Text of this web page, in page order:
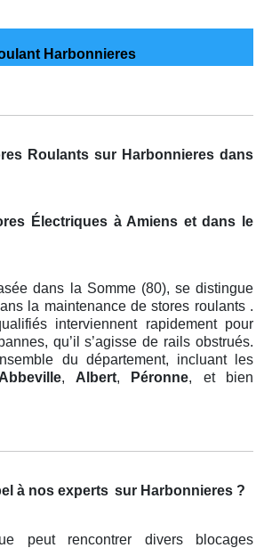
Harbonnieres
Roulants sur Harbonnieres dans
Électriques à Amiens et dans le
dans la Somme (80), se distingue
la maintenance de stores roulants .
interviennent rapidement pour
qu’il s’agisse de rails obstrués.
du département, incluant les
Abbeville, Albert, Péronne, et bien
à nos experts sur Harbonnieres ?
peut rencontrer divers blocages